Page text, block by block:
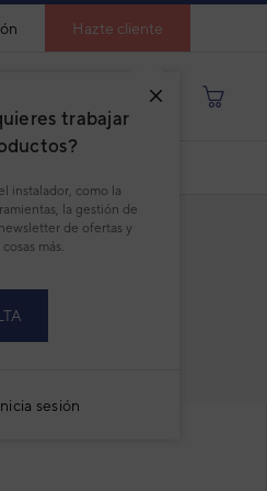
trabajar
instalador, como la
la gestión de
de ofertas y
más.
sesión
Hazte cliente